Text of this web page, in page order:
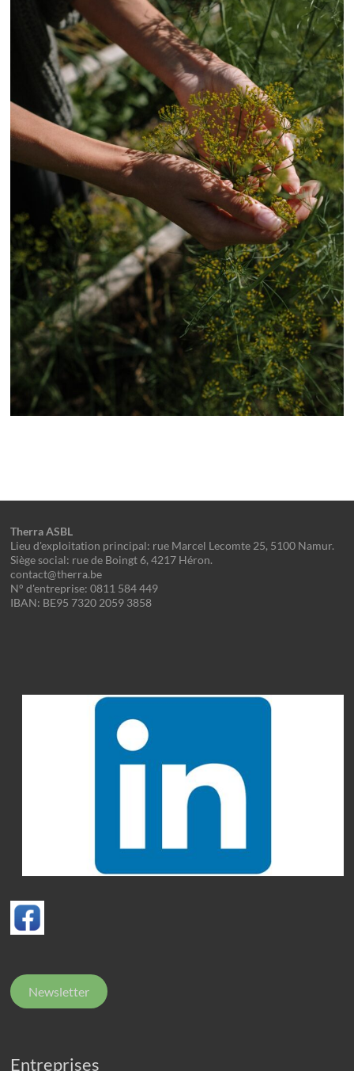
Therra ASBL
Lieu d'exploitation principal: rue Marcel Lecomte 25, 5100 Namur.
Siège social: rue de Boingt 6, 4217 Héron.
contact@therra.be
N° d'entreprise: 0811 584 449
IBAN: BE95 7320 2059 3858
Newsletter
Entreprises